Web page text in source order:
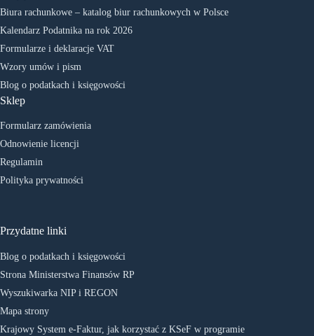
Biura rachunkowe – katalog biur rachunkowych w Polsce
Kalendarz Podatnika na rok 2026
Formularze i deklaracje VAT
Wzory umów i pism
Blog o podatkach i księgowości
Sklep
Formularz zamówienia
Odnowienie licencji
Regulamin
Polityka prywatności
Przydatne linki
Blog o podatkach i księgowości
Strona Ministerstwa Finansów RP
Wyszukiwarka NIP i REGON
Mapa strony
Krajowy System e-Faktur, jak korzystać z KSeF w programie